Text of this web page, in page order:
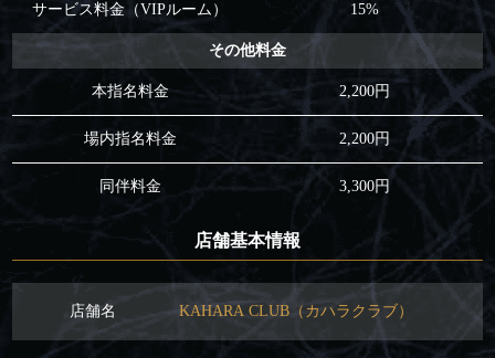
サービス料金（VIPルーム） 15%
その他料金
本指名料金 2,200円
場内指名料金 2,200円
同伴料金 3,300円
店舗基本情報
店舗名 KAHARA CLUB（カハラクラブ）